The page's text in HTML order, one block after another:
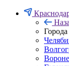
Города